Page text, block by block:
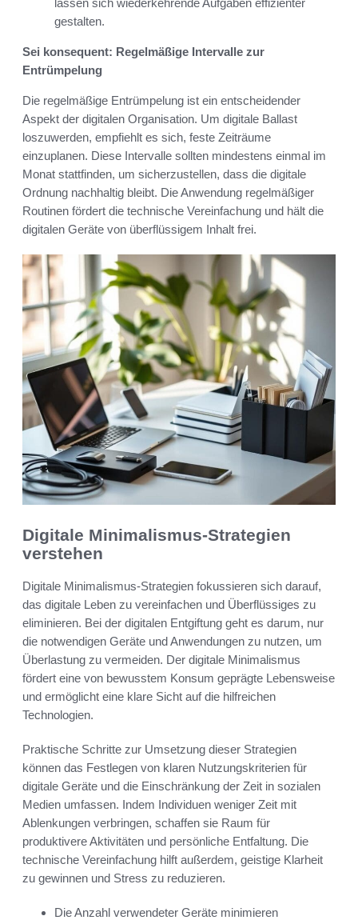
lassen sich wiederkehrende Aufgaben effizienter
gestalten.
Sei konsequent: Regelmäßige Intervalle zur
Entrümpelung
Die regelmäßige Entrümpelung ist ein entscheidender
Aspekt der digitalen Organisation. Um digitale Ballast
loszuwerden, empfiehlt es sich, feste Zeiträume
einzuplanen. Diese Intervalle sollten mindestens einmal im
Monat stattfinden, um sicherzustellen, dass die digitale
Ordnung nachhaltig bleibt. Die Anwendung regelmäßiger
Routinen fördert die technische Vereinfachung und hält die
digitalen Geräte von überflüssigem Inhalt frei.
Digitale Minimalismus-Strategien
verstehen
Digitale Minimalismus-Strategien fokussieren sich darauf,
das digitale Leben zu vereinfachen und Überflüssiges zu
eliminieren. Bei der digitalen Entgiftung geht es darum, nur
die notwendigen Geräte und Anwendungen zu nutzen, um
Überlastung zu vermeiden. Der digitale Minimalismus
fördert eine von bewusstem Konsum geprägte Lebensweise
und ermöglicht eine klare Sicht auf die hilfreichen
Technologien.
Praktische Schritte zur Umsetzung dieser Strategien
können das Festlegen von klaren Nutzungskriterien für
digitale Geräte und die Einschränkung der Zeit in sozialen
Medien umfassen. Indem Individuen weniger Zeit mit
Ablenkungen verbringen, schaffen sie Raum für
produktivere Aktivitäten und persönliche Entfaltung. Die
technische Vereinfachung hilft außerdem, geistige Klarheit
zu gewinnen und Stress zu reduzieren.
Die Anzahl verwendeter Geräte minimieren